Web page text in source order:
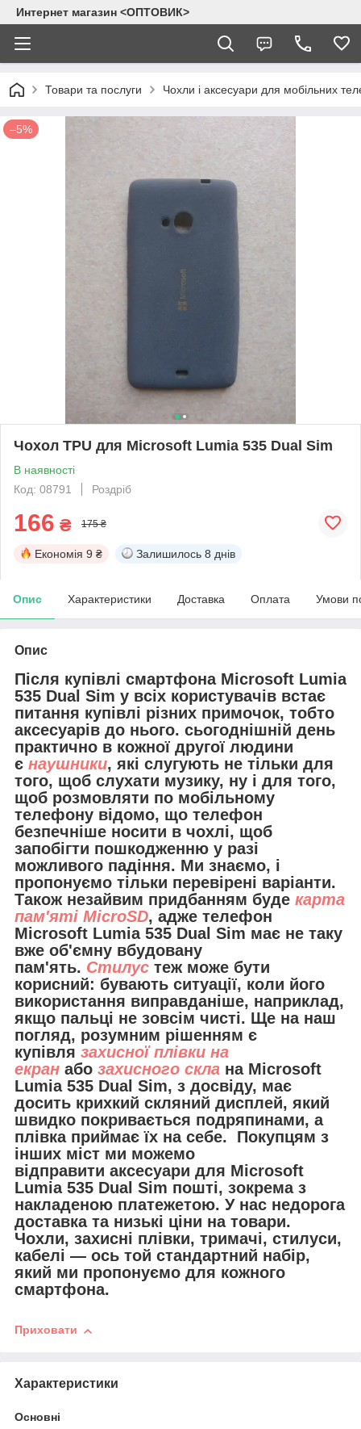
Интернет магазин <ОПТОВИК>
Товари та послуги Чохли і аксесуари для мобільних
–5%
Чохол TPU для Microsoft Lumia 535 Dual Sim
В наявності
Код: 08791
Роздріб
166 ₴ 175 ₴
Економія 9 ₴ Залишилось 8 днів
Опис Характеристики Доставка Оплата Умови
Опис
Після купівлі смартфона Microsoft Lumia
535 Dual Sim у всіх користувачів встає
питання купівлі різних примочок, тобто
аксесуарів до нього. сьогоднішній день
практично в кожної другої людини
є наушники, які слугують не тільки для
того, щоб слухати музику, ну і для того,
щоб розмовляти по мобільному
телефону відомо, що телефон
безпечніше носити в чохлі, щоб
запобігти пошкодженню у разі
можливого падіння. Ми знаємо, і
пропонуємо тільки перевірені варіанти.
Також незайвим придбанням буде карта
пам'яті MicroSD, адже телефон
Microsoft Lumia 535 Dual Sim має не таку
вже об'ємну вбудовану
пам'ять. Стилус теж може бути
корисний: бувають ситуації, коли його
використання виправданіше, наприклад,
якщо пальці не зовсім чисті. Ще на наш
погляд, розумним рішенням є
купівля захисної плівки на
екран або захисного скла на Microsoft
Lumia 535 Dual Sim, з досвіду, має
досить крихкий скляний дисплей, який
швидко покривається подряпинами, а
плівка приймає їх на себе. Покупцям з
інших міст ми можемо
відправити аксесуари для Microsoft
Lumia 535 Dual Sim пошті, зокрема з
накладеною платежетою. У нас недорога
доставка та низькі ціни на товари.
Чохли, захисні плівки, тримачі, стилуси,
кабелі — ось той стандартний набір,
який ми пропонуємо для кожного
смартфона.
Приховати
Характеристики
Основні